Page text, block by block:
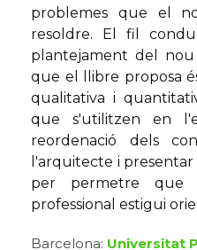
problemes que el
resoldre. El fil
plantejament del
que el llibre proposa
qualitativa i
que s'utilitzen en
reordenació dels
l'arquitecte i
per permetre que
professional estigui
Barcelona: Universitat